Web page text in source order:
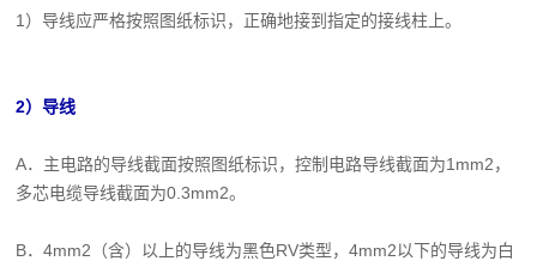
1）导线应严格按照图纸标识，正确地接到指定的接线柱上。
2）导线
A．主电路的导线截面按照图纸标识，控制电路导线截面为1mm2，
多芯电缆导线截面为0.3mm2。
B．4mm2（含）以上的导线为黑色RV类型，4mm2以下的导线为白